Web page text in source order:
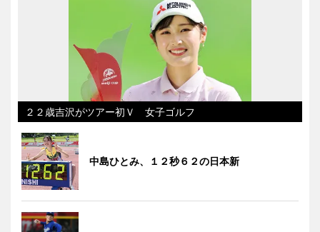
２２歳吉沢がツアー初Ｖ 女子ゴルフ
中島ひとみ、１２秒６２の日本新